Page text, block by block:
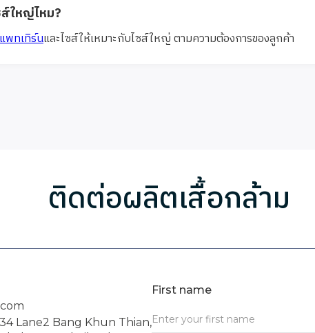
ใหญ่ไหม?
แพทเทิร์นและไซส์ให้เหมาะกับไซส์ใหญ่ ตามความต้องการของลูกค้า
ติดต่อผลิตเสื้อกล้าม
Lane2 Bang Khun Thian,
First name